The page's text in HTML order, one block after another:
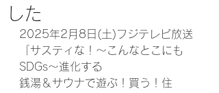
した
2025年2月8日(土)フジテレビ放送
「サスティな！～こんなとこにも
SDGs～進化する
銭湯＆サウナで遊ぶ！買う！住